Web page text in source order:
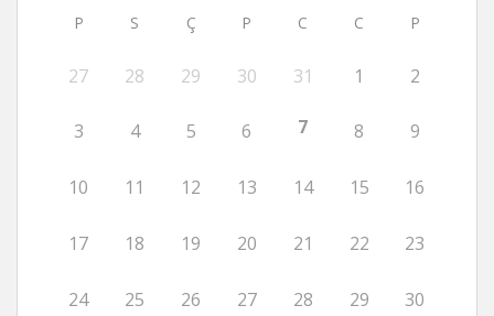
P S Ç P C C P
27 28 29 30 31 1 2
3 4 5 6 7 8 9
10 11 12 13 14 15 16
17 18 19 20 21 22 23
24 25 26 27 28 29 30